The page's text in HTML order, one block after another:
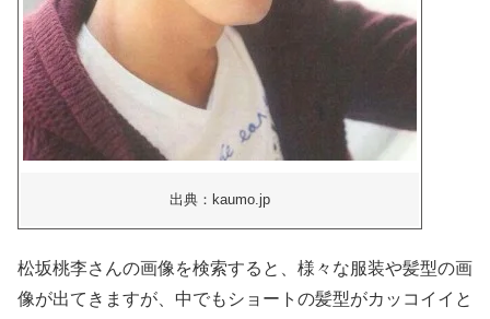
出典：kaumo.jp
松坂桃李さんの画像を検索すると、様々な服装や髪型の画
像が出てきますが、中でもショートの髪型がカッコイイと